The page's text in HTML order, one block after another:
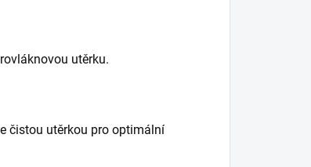
utěrku.
čistou utěrkou pro optimální